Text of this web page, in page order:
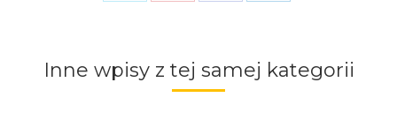
Inne wpisy z tej samej kategorii